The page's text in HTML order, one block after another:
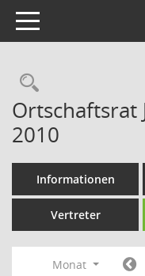
Toggle navigation
Ortschaftsrat
2010
Informationen
Vertreter
Monat